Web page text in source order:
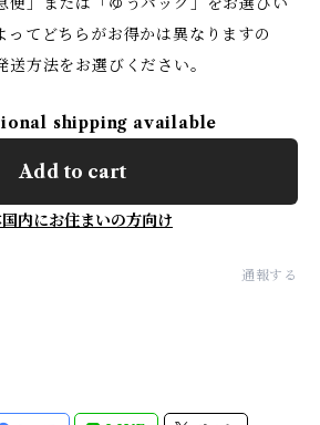
ってどちらがお得かは異なりますの
方法をお選びください。
shipping available
Add to cart
国内にお住まいの方向け
通報する